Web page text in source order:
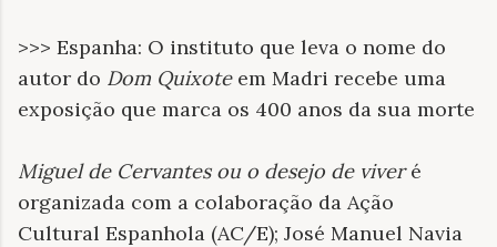
>>> Espanha: O instituto que leva o nome do
autor do Dom Quixoteem Madri recebe uma
exposição que marca os 400 anos da sua morte
Miguel de Cervantes ou o desejo de viveré
organizada com a colaboração da Ação
Cultural Espanhola (AC/E); José Manuel Navia